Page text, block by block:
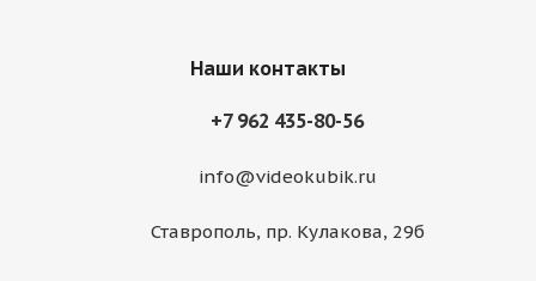
Наши контакты
+7 962 435-80-56
info@videokubik.ru
Ставрополь, ​пр. Кулакова, 29б